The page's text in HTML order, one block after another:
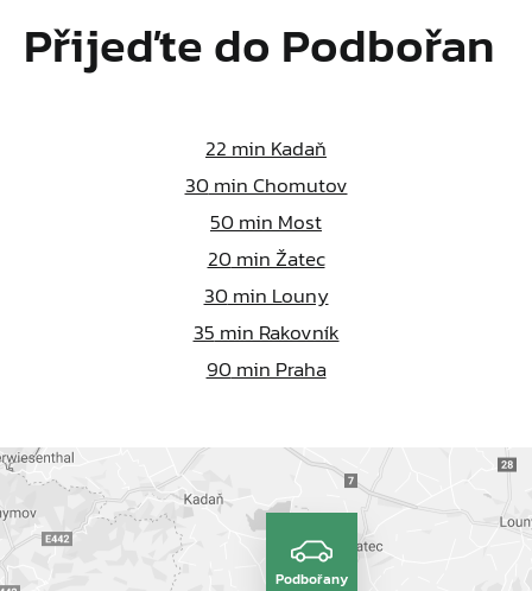
Přijeďte do Podbořan
22 min Kadaň
30min Chomutov
50min Most
20min Žatec
30min Louny
35 min Rakovník
90min Praha
Podbořany